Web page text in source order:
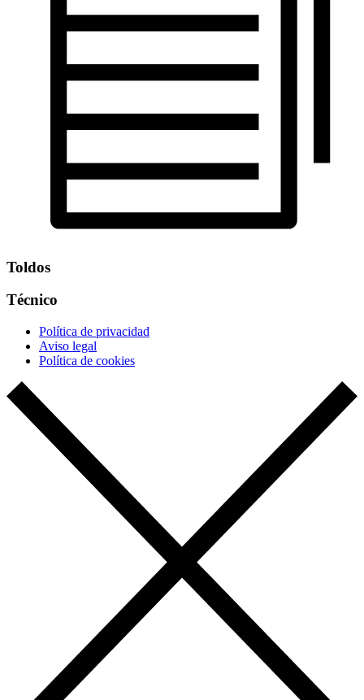
Toldos
Técnico
Política de privacidad
Aviso legal
Política de cookies